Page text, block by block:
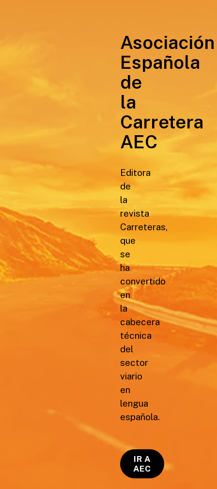
Asociación
Española
de
la
Carretera
AEC
Editora
de
la
revista
Carreteras,
que
se
ha
convertido
en
la
cabecera
técnica
del
sector
viario
en
lengua
española.
IR A
AEC